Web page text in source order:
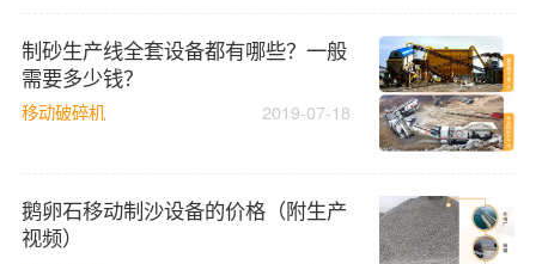
制砂生产线全套设备都有哪些？一般
需要多少钱？
移动破碎机 2019-07-18
鹅卵石移动制沙设备的价格（附生产
视频）